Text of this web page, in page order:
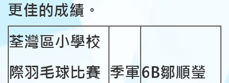
更佳的成績。
荃灣區小學校
際羽毛球比賽 季軍6B鄒順瑩